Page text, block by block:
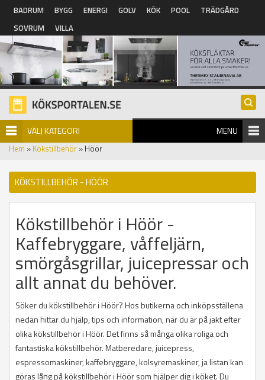
Hoppa till huvudinnehåll
BADRUM BYGG ENERGI GOLV KÖK POOL
TRÄDGÅRD
SOVRUM
VILLA
VÄLJ KATEGORI MENU
Hem » Kökstillbehör » Höör
KÖKSTILLBEHÖR - HÖÖR
Kökstillbehör i Höör -
Kaffebryggare, våffeljärn,
smörgåsgrillar, juicepressar och
allt annat du behöver.
Söker du kökstillbehör i Höör? Hos butikerna och inköpsställena
nedan hittar du hjälp, tips och information, när du är på jakt efter
olika kökstillbehör i Höör. Det finns så många olika roliga och
fantastiska kökstillbehör. Matberedare, juicepress,
espressomaskiner, kaffebryggare, kolsyremaskiner, ja listan kan
göras lång på kökstillbehör i Höör som hjälper dig i köket. Du